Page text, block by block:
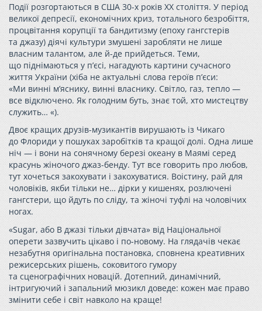
Події розгортаються в США 30-х років ХХ століття. У період
великої депресії, економічних криз, тотального безробіття,
процвітання корупції та бандитизму (епоху гангстерів
та джазу) діячі культури змушені заробляти не лише
власним талантом, але й-де прийдеться. Теми,
що піднімаються у п’єсі, нагадують картини сучасного
життя України (хіба не актуальні слова героїв п’єси:
«Ми винні м’яснику, винні власнику. Світло, газ, тепло —
все відключено. Як голодним буть, знає той, хто мистецтву
служить… «).
Двоє кращих друзів-музикантів вирушають із Чикаго
до Флориди у пошуках заробітків та кращої долі. Одна лише
ніч — і вони на сонячному березі океану в Маямі серед
красунь жіночого джаз-бенду. Тут все говорить про любов,
тут хочеться закохувати і закохуватися. Воістину, рай для
чоловіків, якби тільки не… дірки у кишенях, розлючені
гангстери, що йдуть по сліду, та жіночі туфлі на чоловічих
ногах.
«Sugar, або В джазі тільки дівчата» від Національної
оперети зазвучить цікаво і по-новому. На глядачів чекає
незабутня оригінальна постановка, сповнена креативних
режисерських рішень, соковитого гумору
та сценографічних новацій. Дотепний, динамічний,
інтригуючий і запальний мюзикл доведе: кожен має право
змінити себе і світ навколо на краще!